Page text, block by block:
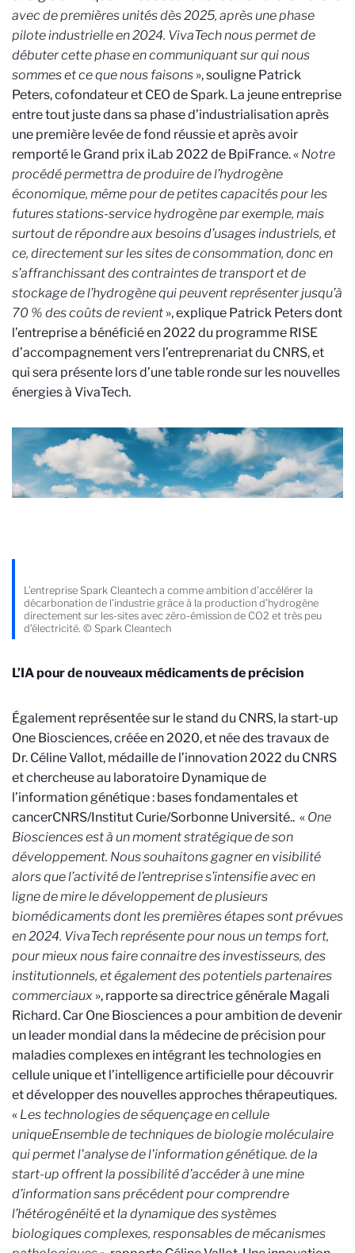
avec de premières unités dès 2025, après une phase
pilote industrielle en 2024. VivaTech nous permet de
débuter cette phase en communiquant sur qui nous
sommes et ce que nous faisons », souligne Patrick
Peters, cofondateur et CEO de Spark. La jeune entreprise
entre tout juste dans sa phase d’industrialisation après
une première levée de fond réussie et après avoir
remporté le Grand prix iLab 2022 de BpiFrance. « Notre
procédé permettra de produire de l’hydrogène
économique, même pour de petites capacités pour les
futures stations-service hydrogène par exemple, mais
surtout de répondre aux besoins d’usages industriels, et
ce, directement sur les sites de consommation, donc en
s’affranchissant des contraintes de transport et de
stockage de l’hydrogène qui peuvent représenter jusqu’à
70 % des coûts de revient », explique Patrick Peters dont
l’entreprise a bénéficié en 2022 du programme RISE
d’accompagnement vers l’entreprenariat du CNRS, et
qui sera présente lors d’une table ronde sur les nouvelles
énergies à VivaTech.
L’entreprise Spark Cleantech a comme ambition d’accélérer la
décarbonation de l’industrie grâce à la production d’hydrogène
directement sur les-sites avec zéro-émission de CO2 et très peu
d’électricité. © Spark Cleantech
L’IA pour de nouveaux médicaments de précision
Également représentée sur le stand du CNRS, la start-up
One Biosciences, créée en 2020, et née des travaux de
Dr. Céline Vallot, médaille de l’innovation 2022 du CNRS
et chercheuse au laboratoire Dynamique de
l’information génétique : bases fondamentales et
cancerCNRS/Institut Curie/Sorbonne Université.. « One
Biosciences est à un moment stratégique de son
développement. Nous souhaitons gagner en visibilité
alors que l’activité de l’entreprise s’intensifie avec en
ligne de mire le développement de plusieurs
biomédicaments dont les premières étapes sont prévues
en 2024. VivaTech représente pour nous un temps fort,
pour mieux nous faire connaitre des investisseurs, des
institutionnels, et également des potentiels partenaires
commerciaux », rapporte sa directrice générale Magali
Richard. Car One Biosciences a pour ambition de devenir
un leader mondial dans la médecine de précision pour
maladies complexes en intégrant les technologies en
cellule unique et l’intelligence artificielle pour découvrir
et développer des nouvelles approches thérapeutiques.
« Les technologies de séquençage en cellule
uniqueEnsemble de techniques de biologie moléculaire
qui permet l'analyse de l'information génétique. de la
start-up offrent la possibilité d’accéder à une mine
d’information sans précédent pour comprendre
l’hétérogénéité et la dynamique des systèmes
biologiques complexes, responsables de mécanismes